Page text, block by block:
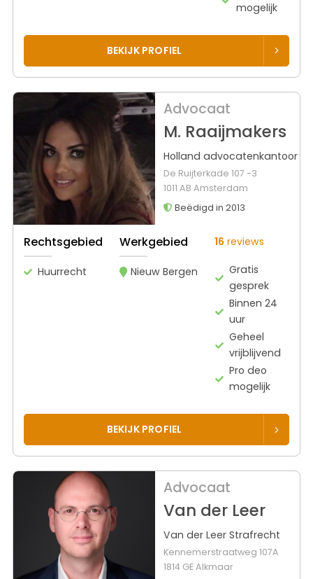
mogelijk
BEKIJK PROFIEL
Advocaat
M. Raaijmakers
Holland advocatenkantoor
De Ruijterkade 107 -3
1011 AB Amsterdam
Beëdigd in 2013
Rechtsgebied
Huurrecht
Werkgebied
Nieuw Bergen
16 reviews
Gratis
gesprek
Binnen 24
uur
Geheel
vrijblijvend
Pro deo
mogelijk
BEKIJK PROFIEL
Advocaat
Van der Leer
Van der Leer Strafrecht
Kennemerstraatweg 107A
1814 GE Alkmaar